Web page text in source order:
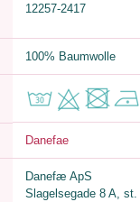
12257-2417
100% Baumwolle
Danefae
Danefæ ApS
Slagelsegade 8 A, st.